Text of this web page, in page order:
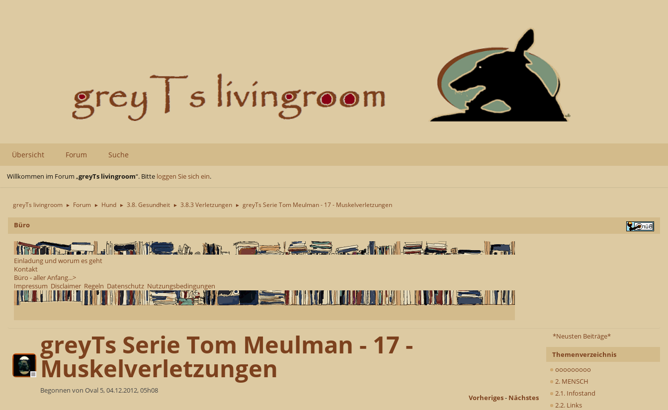
Übersicht Forum Suche
Willkommen im Forum „greyTs livingroom“. Bitte loggen Sie sich ein.
greyTs livingroom ► Forum ► Hund ► 3.8. Gesundheit ► 3.8.3 Verletzungen ► greyTs Serie Tom Meulman - 17 - Muskelverletzungen
Büro
Einladung und worum es geht
Kontakt
Büro - aller Anfang...>
Impressum Disclaimer Regeln Datenschutz Nutzungsbedingungen
*Neusten Beiträge*
Themenverzeichnis
ooooooooo
2. MENSCH
2.1. Infostand
2.2. Links
greyTs Serie Tom Meulman - 17 -
Muskelverletzungen
Begonnen von Oval 5, 04.12.2012, 05h08
Vorheriges- Nächstes